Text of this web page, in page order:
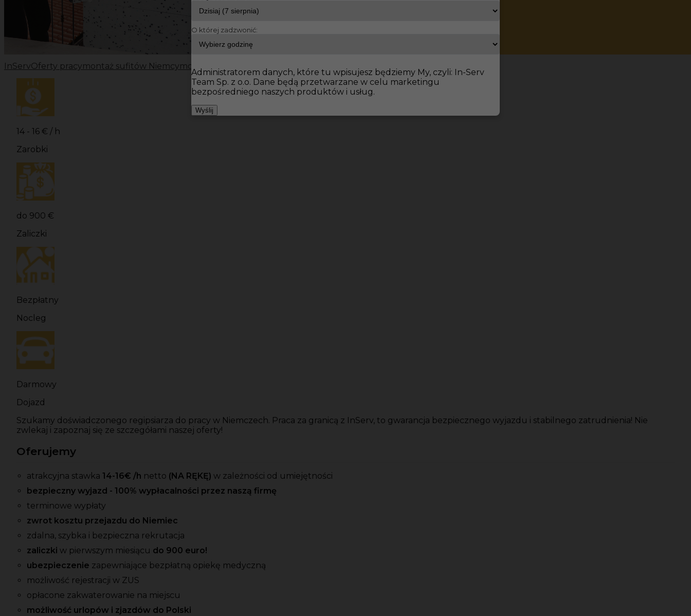
InServOferty pracymontaż sufitów Niemcymontaż sufitów Praca regipsiarz/szpachlarz Niemcy
14 - 16 € / h
Zarobki
do 900 €
Zaliczki
Bezpłatny
Nocleg
Darmowy
Dojazd
Szukamy doświadczonego regipsiarza do pracy w Niemczech. Praca za granicą z InServ, to gwarancja bezpiecznego wyjazdu i stabilnego zatrudnienia! Nie
zwlekaj i zapoznaj się ze szczegółami naszej oferty!
Oferujemy
atrakcyjna stawka 14-16€ /h netto (NA RĘKĘ) w zależności od umiejętności
bezpieczny wyjazd - 100% wypłacalności przez naszą firmę
terminowe wypłaty
zwrot kosztu przejazdu do Niemiec
zdalna, szybka i bezpieczna rekrutacja
zaliczki w pierwszym miesiącu do 900 euro!
ubezpieczenie zapewniające bezpłatną opiekę medyczną
możliwość rejestracji w ZUS
opłacone zakwaterowanie na miejscu
możliwość urlopów i zjazdów do Polski
O której zadzwonić:
Administratorem danych, które tu wpisujesz będziemy My, czyli: In-Serv
Team Sp. z o.o. Dane będą przetwarzane w celu marketingu
bezpośredniego naszych produktów i usług.
Wyślij